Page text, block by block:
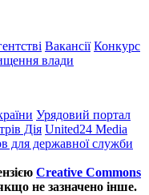
Вакансії Конкурс
влади
Урядовий портал
Дія United24 Media
для державної служби
Creative Commons
не зазначено інше.